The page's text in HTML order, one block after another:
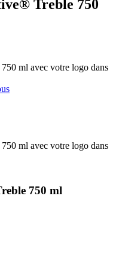
Treble 750
750 ml